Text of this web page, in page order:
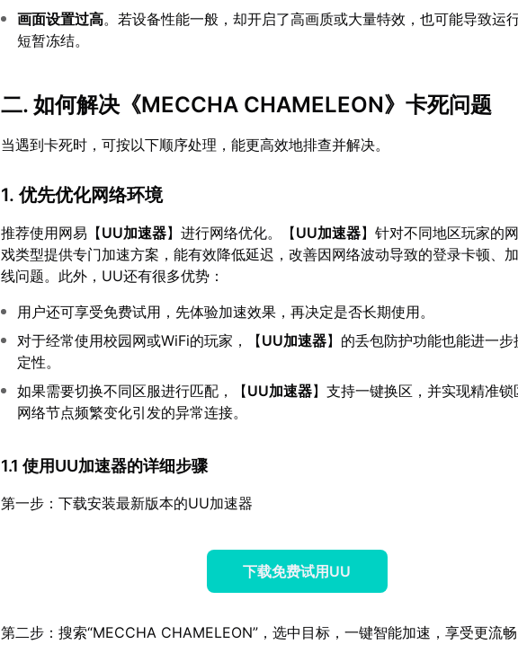
画面设置过高。若设备性能一般，却开启了高画质或大量特效，也可能导致运
短暂冻结。
二. 如何解决《MECCHA CHAMELEON》卡死问题
当遇到卡死时，可按以下顺序处理，能更高效地排查并解决。
1. 优先优化网络环境
推荐使用网易【UU加速器】进行网络优化。【UU加速器】针对不同地区玩家的
戏类型提供专门加速方案，能有效降低延迟，改善因网络波动导致的登录卡顿、
线问题。此外，UU还有很多优势：
用户还可享受免费试用，先体验加速效果，再决定是否长期使用。
对于经常使用校园网或WiFi的玩家，【UU加速器】的丢包防护功能也能进一
定性。
如果需要切换不同区服进行匹配，【UU加速器】支持一键换区，并实现精准
网络节点频繁变化引发的异常连接。
1.1 使用UU加速器的详细步骤
第一步：下载安装最新版本的UU加速器
下载免费试用UU
第二步：搜索“MECCHA CHAMELEON”，选中目标，一键智能加速，享受更流